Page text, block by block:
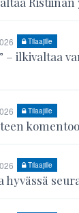
Tilaajille
– ilkivaltaa
Tilaajille
Tilaajille